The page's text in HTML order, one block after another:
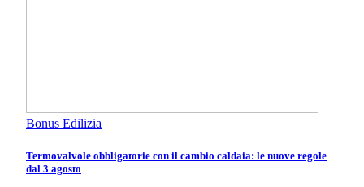
Bonus Edilizia
Termovalvole obbligatorie con il cambio caldaia: le nuove regole
dal 3 agosto